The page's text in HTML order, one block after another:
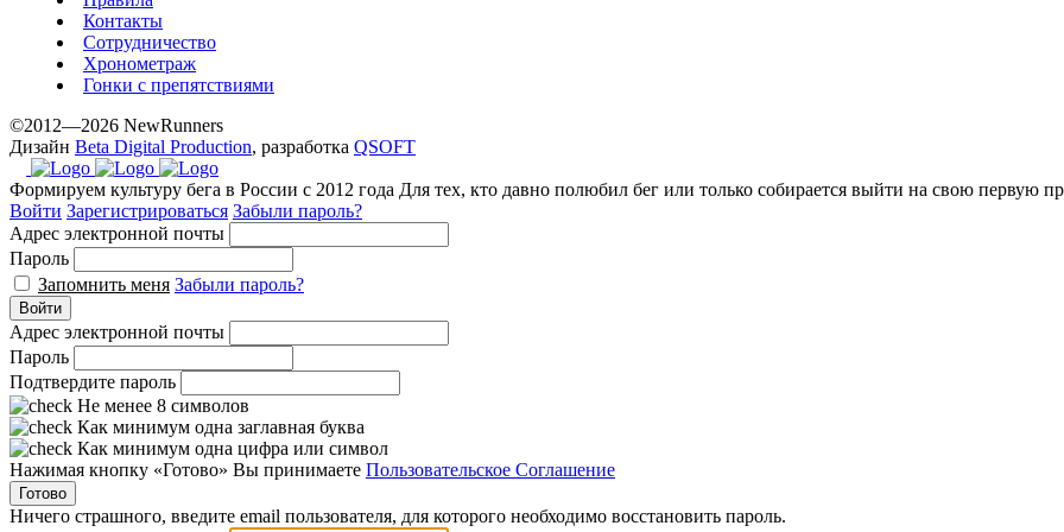
www.yvessaintlaurent.to
prices.
Контакты
Сотрудничество
Хронометраж
Гонки с препятствиями
©2012—2026 NewRunners
Дизайн Beta Digital Production, разработка QSOFT
Формируем культуру бега в России с 2012 года Для тех, кто давно полюбил бег или только собирается выйти на свою первую
Войти Зарегистрироваться Забыли пароль?
Адрес электронной почты
Пароль
Запомнить меня Забыли пароль?
Войти
Адрес электронной почты
Пароль
Подтвердите пароль
Не менее 8 символов
Как минимум одна заглавная буква
Как минимум одна цифра или символ
Нажимая кнопку «Готово» Вы принимаете Пользовательское Соглашение
Готово
Ничего страшного, введите email пользователя, для которого необходимо восстановить пароль.